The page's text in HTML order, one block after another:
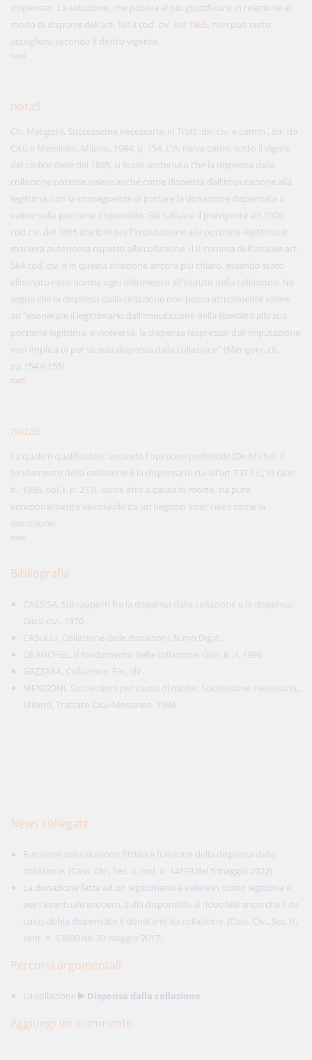
dispensati. La soluzione, che poteva al più giustificarsi in relazione al
modo di disporre dell'art. 1014 cod. civ. del 1865, non può certo
accogliersi secondo il diritto vigente.
top4
nota5
Cfr. Mengoni, Successione necessaria, in Tratt. dir. civ. e comm., dir. da
Cicu e Messineo, Milano, 1984, p. 154. L'A. rileva come, sotto il vigore
del codice civile del 1865, si fosse sostenuto che la dispensa dalla
collazione potesse valere anche come dispensa dall'imputazione alla
legittima, con la conseguenza di portare la donazione dispensata a
valere sulla porzione disponibile. Già tuttavia il previgente art.1026
cod.civ. del 1865 disciplinava l'imputazione alla porzione legittima in
maniera autonoma rispetto alla collazione. Il II comma dell'attuale art.
564 cod. civ. è in questa direzione ancora più chiaro, essendo stato
eliminato nella norma ogni riferimento all'istituto della collazione. Ne
segue che la dispensa dalla collazione non possa attualmente valere
ad "esonerare il legittimario dall'imputazione della liberalità alla sua
porzione legittima; e viceversa, la dispensa (espressa) dall'imputazione
non implica di per sè sola dispensa dalla collazione" (Mengoni, cit.
pp.154 e 155).
top5
nota6
La quale è qualificabile, secondo l'opinione preferibile (De Michel, Il
fondamento della collazione e la dispensa di cui all'art.737 c.c., in Giur.
it., 1996, vol. I, p. 273), come atto a causa di morte, sia pure
eccezionalmente veicolabile da un negozio inter vivos come la
donazione.
top6
Bibliografia
CASSISA, Sui rapporti fra la dispensa dalla collazione e la dispensa,
Giust.civ., 1970
CASULLI, Collazione delle donazioni, N.mo Dig.it.
DE MICHEL, Il fondamento della collazione, Giur. it., I, 1996
GAZZARA, Collazione, Enc. dir.
MENGONI, Successioni per causa di morte. Successione necessaria,,
Milano, Trattato Cicu-Messineo, 1984
News collegate
Funzione della riunione fittizia e funzione della dispensa dalla
collazione. (Cass. Civ., Sez. II, ord. n. 14193 del 5 maggio 2022)
La donazione fatta ad un legittimario a valere in conto legittima e,
per l'eventuale esubero, sulla disponibile, è riducibile ancorché il de
cuius abbia dispensato il donatario da collazione. (Cass. Civ., Sez. II,
sent. n. 13660 del 30 maggio 2017)
Percorsi argomentali
La collazione Dispensa dalla collazione
Aggiungi un commento